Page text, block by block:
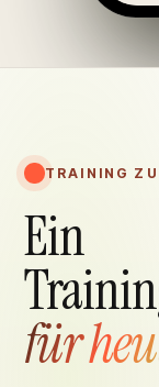
TRAINING
Ein
für